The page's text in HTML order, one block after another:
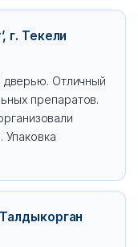
г. Текели
дверью. Отличный
препаратов.
Упаковка